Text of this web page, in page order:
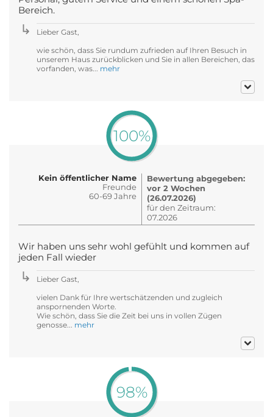
Bereich.
Lieber Gast,
wie schön, dass Sie rundum zufrieden auf Ihren Besuch in
unserem Haus zurückblicken und Sie in allen Bereichen, das
vorfanden, was... mehr
100%
Kein öffentlicher Name
Freunde
60-69 Jahre
Bewertung abgegeben:
vor 2 Wochen
(26.07.2026)
für den Zeitraum:
07.2026
Wir haben uns sehr wohl gefühlt und kommen auf
jeden Fall wieder
Lieber Gast,
vielen Dank für Ihre wertschätzenden und zugleich
anspornenden Worte.
Wie schön, dass Sie die Zeit bei uns in vollen Zügen
genosse... mehr
98%